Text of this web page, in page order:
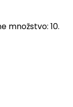
množstvo: 10.